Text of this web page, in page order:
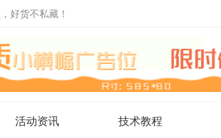
好货不私藏！
活动资讯 技术教程